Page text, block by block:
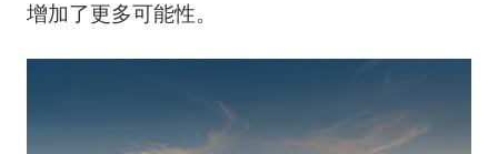
增加了更多可能性。